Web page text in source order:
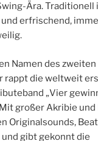
Ära. Traditionell
erfrischend,
Namen des
rappt die weltweit
„Vier
großer Akribie und
Originalsounds,
und gibt gekonnt die